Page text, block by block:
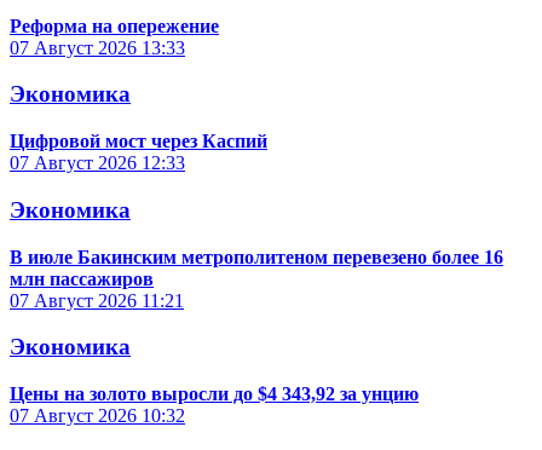
Реформа на опережение
07 Август 2026 13:33
Экономика
Цифровой мост через Каспий
07 Август 2026 12:33
Экономика
В июле Бакинским метрополитеном перевезено более 16
млн пассажиров
07 Август 2026 11:21
Экономика
Цены на золото выросли до $4 343,92 за унцию
07 Август 2026 10:32